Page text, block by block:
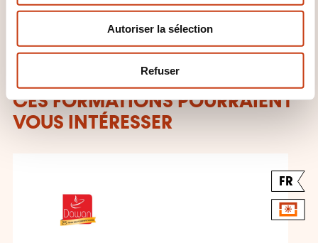
n
Autoriser la sélection
Refuser
CES FORMATIONS POURRAIENT
VOUS INTÉRESSER
FR